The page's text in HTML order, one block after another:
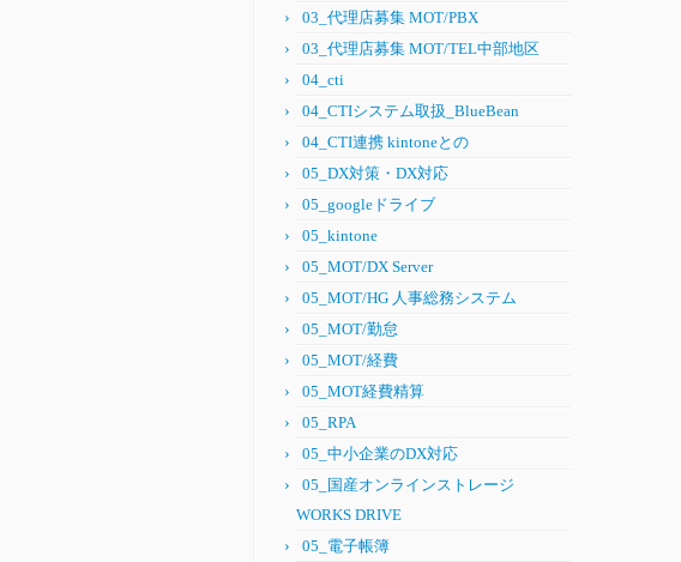
03_代理店募集 MOT/PBX
03_代理店募集 MOT/TEL中部地区
04_cti
04_CTIシステム取扱_BlueBean
04_CTI連携 kintoneとの
05_DX対策・DX対応
05_googleドライブ
05_kintone
05_MOT/DX Server
05_MOT/HG 人事総務システム
05_MOT/勤怠
05_MOT/経費
05_MOT経費精算
05_RPA
05_中小企業のDX対応
05_国産オンラインストレージ
WORKS DRIVE
05_電子帳簿